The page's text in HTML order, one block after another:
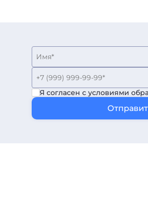
Я согласен с условиями